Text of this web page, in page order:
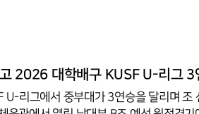
18, 25-13)으로 완파했다. 이로써 속초
2026 대학배구 KUSF U-리그 3
리그에서 중부대가 3연승을 달리며 조